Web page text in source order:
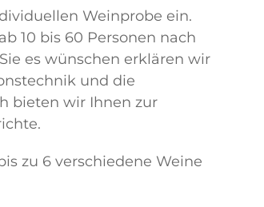
Weinprobe ein.
10 bis 60 Personen nach
es wünschen erklären wir
und die
bieten wir Ihnen zur
zu 6 verschiedene Weine